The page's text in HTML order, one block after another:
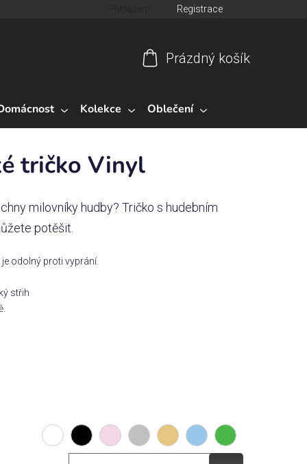
Registrace
košík
Prázdný košík
Kolekce Oblečení
tričko Vinyl
milovníky hudby? Tričko s hudebním
potěšit.
odolný proti vyprání.
střih